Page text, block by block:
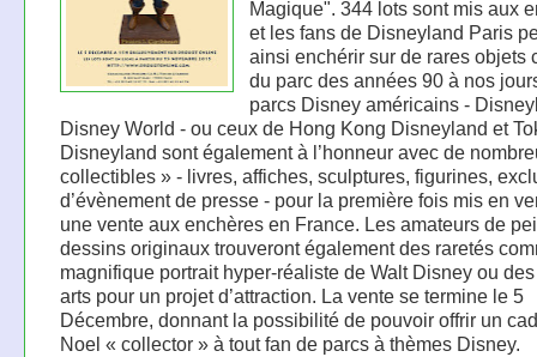
Magique". 344 lots sont mis aux
et les fans de Disneyland Paris
ainsi enchérir sur de rares objets
du parc des années 90 à nos
parcs Disney américains -
Disney World - ou ceux de Hong Kong Disneyland et
Disneyland sont également à l’honneur avec de
collectibles » - livres, affiches, sculptures, figurines,
d’évènement de presse - pour la première fois mis en
une vente aux enchères en France. Les amateurs de
dessins originaux trouveront également des raretés
magnifique portrait hyper-réaliste de Walt Disney ou
arts pour un projet d’attraction. La vente se termine le 5
Décembre, donnant la possibilité de pouvoir offrir un
Noel « collector » à tout fan de parcs à thèmes Disney.